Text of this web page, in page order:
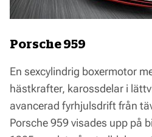
Porsche 959
En sexcylindrig boxermotor
hästkrafter, karossdelar i
avancerad fyrhjulsdrift från
Porsche 959 visades upp på